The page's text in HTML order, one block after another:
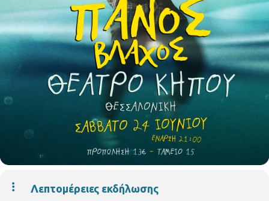
Λεπτομέρειες εκδήλωσης